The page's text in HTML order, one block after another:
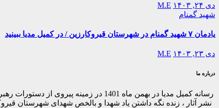
دی ۲۴, ۱۴۰۳
M.E
شهید گمنام
یادمان ۷ شهید گمنام در شهرستان قیروکارزین / در کمیل مدیا ببینید
دی ۲۳, ۱۴۰۳ M.E
درباره ما
رسانه کمیل مدیا در بهمن ماه 1401
نشر آثار ، زنده نگه داشتن یاد شهدا و بالخص شهدای شهرستان